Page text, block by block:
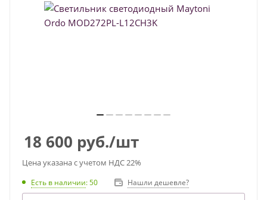
18 600 руб./шт
Цена указана с учетом НДС 22%
Есть в наличии: 50 Нашли дешевле?